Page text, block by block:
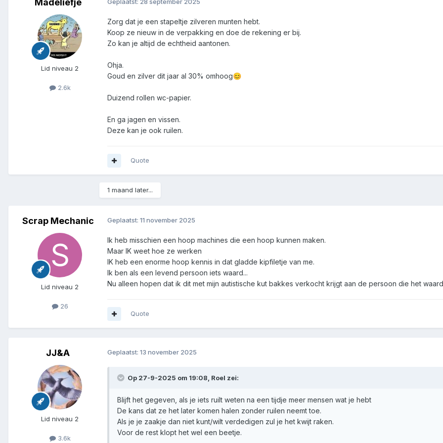
Madeliefje
Lid niveau 2
2.6k
Geplaatst: 28 september 2025
Zorg dat je een stapeltje zilveren munten hebt.
Koop ze nieuw in de verpakking en doe de rekening er bij.
Zo kan je altijd de echtheid aantonen.
Ohja.
Goud en zilver dit jaar al 30% omhoog😊
Duizend rollen wc-papier.
En ga jagen en vissen.
Deze kan je ook ruilen.
Quote
1 maand later...
Scrap Mechanic
Lid niveau 2
26
Geplaatst: 11 november 2025
Ik heb misschien een hoop machines die een hoop kunnen maken.
Maar IK weet hoe ze werken
IK heb een enorme hoop kennis in dat gladde kipfiletje van me.
Ik ben als een levend persoon iets waard...
Nu alleen hopen dat ik dit met mijn autistische kut bakkes verkocht krijgt aan de persoon die het
Quote
JJ&A
Lid niveau 2
3.6k
Geplaatst: 13 november 2025
Op 27-9-2025 om 19:08, Roel zei:
Blijft het gegeven, als je iets ruilt weten na een tijdje meer mensen wat je hebt
De kans dat ze het later komen halen zonder ruilen neemt toe.
Als je je zaakje dan niet kunt/wilt verdedigen zul je het kwijt raken.
Voor de rest klopt het wel een beetje.